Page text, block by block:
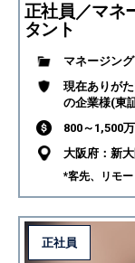
正社員／マネ
タント
マネージン
現在ありが
の企業様(東
800～1,500
大阪府：新
*客先、リモ
正社員